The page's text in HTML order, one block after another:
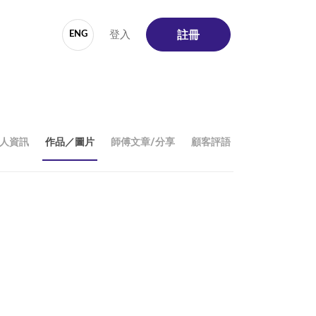
ENG 登入 註冊
資訊 作品／圖片 師傅文章/分享 顧客評語